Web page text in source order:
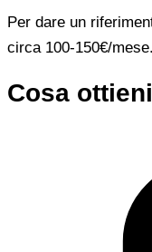
Per dare un
circa 100-150€/
Cosa